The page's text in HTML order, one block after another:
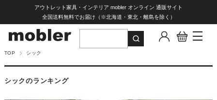
アウトレット家具・インテリア mobler オンライン 通販サイト
全国送料無料でお届け（※北海道・東北・離島を除く）
TOP シック
シックのランキング